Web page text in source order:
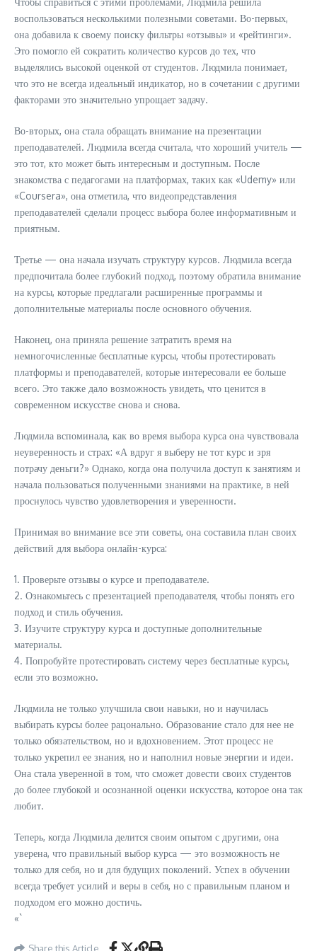
воспользоваться несколькими полезными советами. Во-первых,
она добавила к своему поиску фильтры «отзывы» и «рейтинги».
Это помогло ей сократить количество курсов до тех, что
выделялись высокой оценкой от студентов. Людмила понимает,
что это не всегда идеальный индикатор, но в сочетании с другими
факторами это значительно упрощает задачу.
Во-вторых, она стала обращать внимание на презентации
преподавателей. Людмила всегда считала, что хороший учитель —
это тот, кто может быть интересным и доступным. После
знакомства с педагогами на платформах, таких как «Udemy» или
«Coursera», она отметила, что видеопредставления
преподавателей сделали процесс выбора более информативным и
приятным.
Третье — она начала изучать структуру курсов. Людмила всегда
предпочитала более глубокий подход, поэтому обратила внимание
на курсы, которые предлагали расширенные программы и
дополнительные материалы после основного обучения.
Наконец, она приняла решение затратить время на
немногочисленные бесплатные курсы, чтобы протестировать
платформы и преподавателей, которые интересовали ее больше
всего. Это также дало возможность увидеть, что ценится в
современном искусстве снова и снова.
Людмила вспоминала, как во время выбора курса она чувствовала
неуверенность и страх: «А вдруг я выберу не тот курс и зря
потрачу деньги?» Однако, когда она получила доступ к занятиям и
начала пользоваться полученными знаниями на практике, в ней
проснулось чувство удовлетворения и уверенности.
Принимая во внимание все эти советы, она составила план своих
действий для выбора онлайн-курса:
1. Проверьте отзывы о курсе и преподавателе.
2. Ознакомьтесь с презентацией преподавателя, чтобы понять его
подход и стиль обучения.
3. Изучите структуру курса и доступные дополнительные
материалы.
4. Попробуйте протестировать систему через бесплатные курсы,
если это возможно.
Людмила не только улучшила свои навыки, но и научилась
выбирать курсы более рацонально. Образование стало для нее не
только обязательством, но и вдохновением. Этот процесс не
только укрепил ее знания, но и наполнил новые энергии и идеи.
Она стала уверенной в том, что сможет довести своих студентов
до более глубокой и осознанной оценки искусства, которое она так
любит.
Теперь, когда Людмила делится своим опытом с другими, она
уверена, что правильный выбор курса — это возможность не
только для себя, но и для будущих поколений. Успех в обучении
всегда требует усилий и веры в себя, но с правильным планом и
подходом его можно достичь.
«`
Share this Article